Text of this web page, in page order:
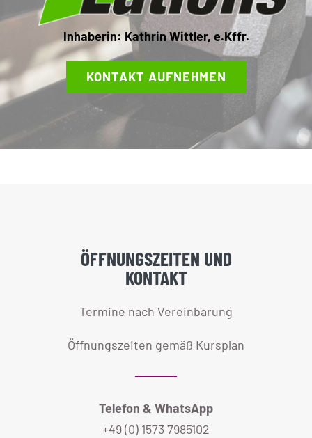
Inhaberin: Kathrin Wittler, e.Kffr.
KONTAKT AUFNEHMEN
ÖFFNUNGSZEITEN UND
KONTAKT
Termine nach Vereinbarung
Öffnungszeiten gemäß Kursplan
Telefon & WhatsApp
+49 (0) 1573 7985102